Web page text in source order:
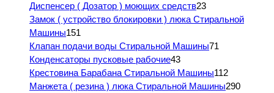
Диспенсер ( Дозатор ) моющих средств23
Замок ( устройство блокировки ) люка Стиральной
Машины151
Клапан подачи воды Стиральной Машины71
Конденсаторы пусковые рабочие43
Крестовина Барабана Стиральной Машины112
Манжета ( резина ) люка Стиральной Машины290